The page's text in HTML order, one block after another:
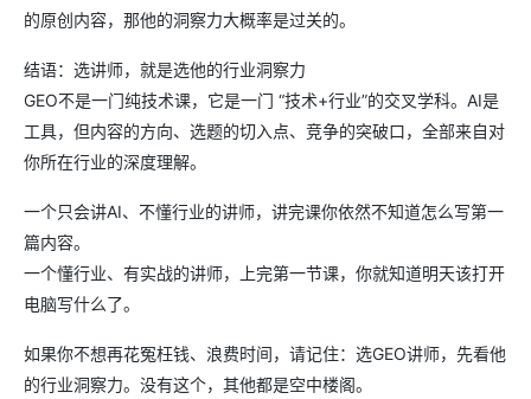
的原创内容，那他的洞察力大概率是过关的。
结语：选讲师，就是选他的行业洞察力
GEO不是一门纯技术课，它是一门 “技术+行业”的交叉学科。AI是
工具，但内容的方向、选题的切入点、竞争的突破口，全部来自对
你所在行业的深度理解。
一个只会讲AI、不懂行业的讲师，讲完课你依然不知道怎么写第一
篇内容。
一个懂行业、有实战的讲师，上完第一节课，你就知道明天该打开
电脑写什么了。
如果你不想再花冤枉钱、浪费时间，请记住：选GEO讲师，先看他
的行业洞察力。没有这个，其他都是空中楼阁。